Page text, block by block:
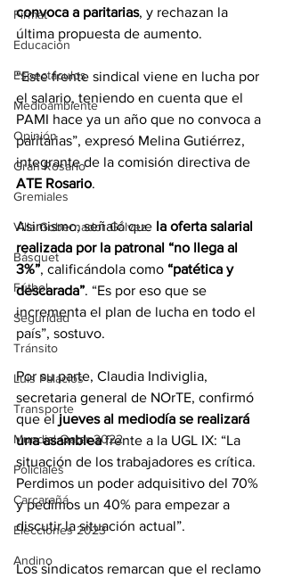
Firmat
Educación
Espectáculos
Medioambiente
Opinión
Gran Rosario
Gremiales
Villa Gobernador Gálvez
Básquet
Fútbol
Seguridad
Tránsito
Luis Palacios
Transporte
Mundial Qatar 2022
Policiales
Carcarañá
Elecciones 2023
Andino
convoca a paritarias, y rechazan la
última propuesta de aumento.
“Este frente sindical viene en lucha por
el salario, teniendo en cuenta que el
PAMI hace ya un año que no convoca a
paritarias”, expresó Melina Gutiérrez,
integrante de la comisión directiva de
ATE Rosario.
Asimismo, señaló que la oferta salarial
realizada por la patronal “no llega al
3%”, calificándola como “patética y
descarada”. “Es por eso que se
incrementa el plan de lucha en todo el
país”, sostuvo.
Por su parte, Claudia Indiviglia,
secretaria general de NOrTE, confirmó
que el jueves al mediodía se realizará
una asamblea frente a la UGL IX: “La
situación de los trabajadores es crítica.
Perdimos un poder adquisitivo del 70%
y pedimos un 40% para empezar a
discutir la situación actual”.
Los sindicatos remarcan que el reclamo